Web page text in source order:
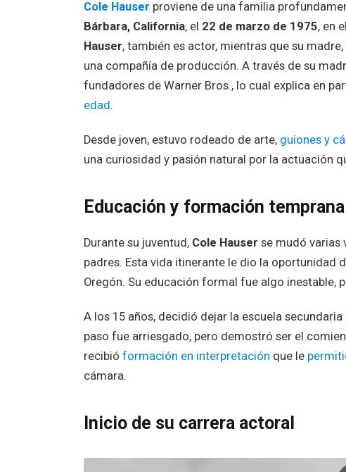
Cole Hauser proviene de una familia
Bárbara, California, el 22 de marzo de 1975, en
Hauser, también es actor, mientras que su madre,
una compañía de producción. A través de su
fundadores de Warner Bros., lo cual explica en
edad.
Desde joven, estuvo rodeado de arte, guiones y
una curiosidad y pasión natural por la actuación
Educación y formación temprana
Durante su juventud, Cole Hauser se mudó varias
padres. Esta vida itinerante le dio la oportunidad
Oregón. Su educación formal fue algo inestable,
A los 15 años, decidió dejar la escuela
paso fue arriesgado, pero demostró ser el
recibió formación en interpretación que le
cámara.
Inicio de su carrera actoral